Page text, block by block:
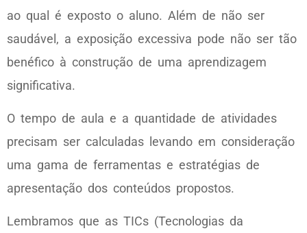
ao qual é exposto o aluno. Além de não ser
saudável, a exposição excessiva pode não ser tão
benéfico à construção de uma aprendizagem
significativa.
O tempo de aula e a quantidade de atividades
precisam ser calculadas levando em consideração
uma gama de ferramentas e estratégias de
apresentação dos conteúdos propostos.
Lembramos que as TICs (Tecnologias da